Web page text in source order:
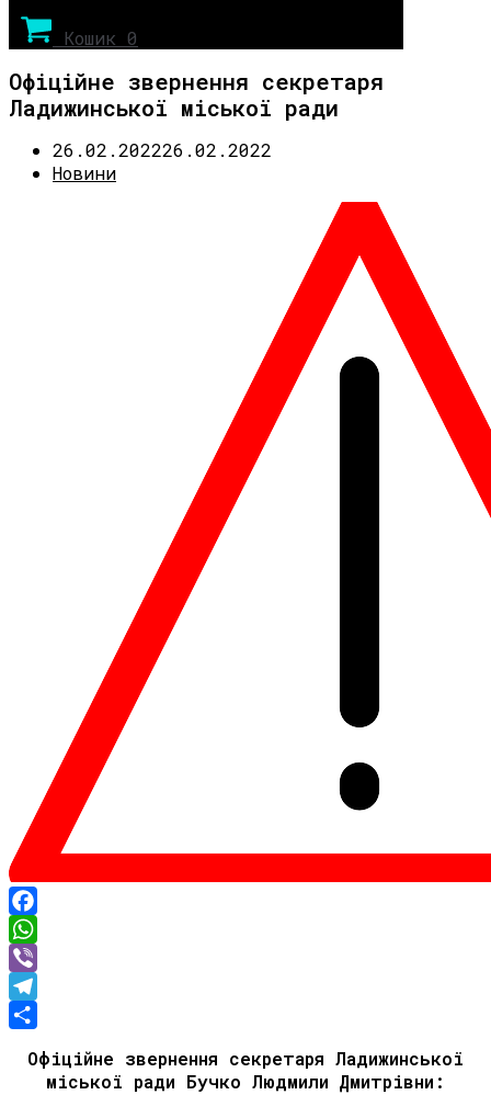
Кошик 0
Офіційне звернення секретаря
Ладижинської міської ради
26.02.202226.02.2022
Новини
Facebook
WhatsApp
Viber
Telegram
Офіційне звернення секретаря Ладижинської
міської ради Бучко Людмили Дмитрівни: